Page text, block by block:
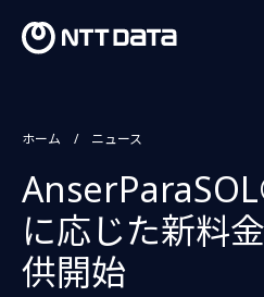
ホーム ニュース
に応じた新料
供開始